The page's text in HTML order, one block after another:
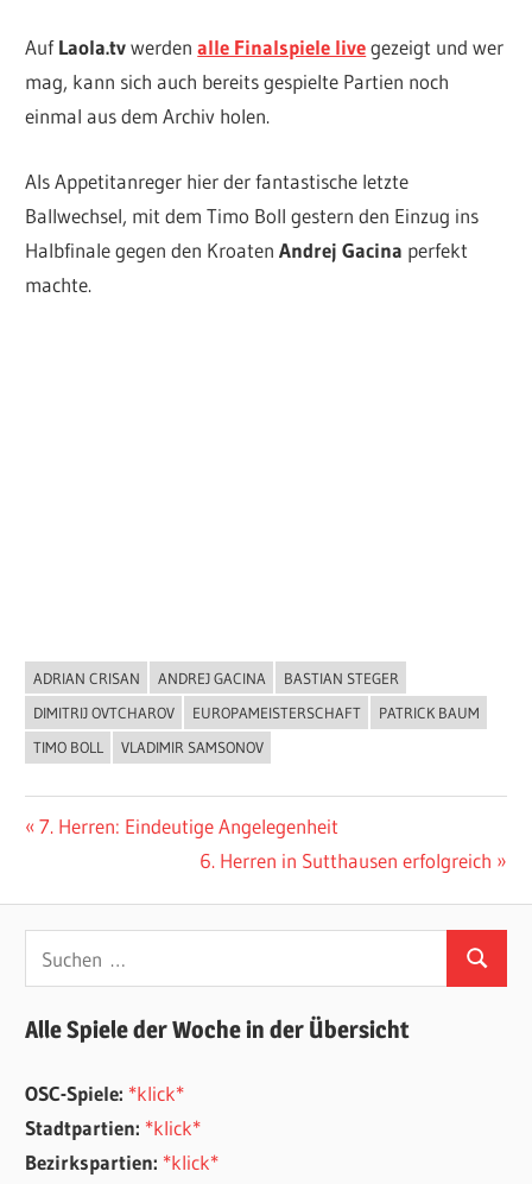
AufLaola.tvwerdenalle Finalspiele livegezeigt und wer
mag, kann sich auch bereits gespielte Partien noch
einmal aus dem Archiv holen.
Als Appetitanreger hier der fantastische letzte
Ballwechsel, mit dem Timo Boll gestern den Einzug ins
Halbfinale gegen den KroatenAndrej Gacina perfekt
machte.
ALLGEMEIN
ADRIAN CRISAN ANDREJ GACINA
BASTIAN STEGER
DIMITRIJ OVTCHAROV
EUROPAMEISTERSCHAFT
PATRICK BAUM
TIMO BOLL
VLADIMIR SAMSONOV
Beitragsnavigation
Vorheriger
7. Herren: Eindeutige Angelegenheit
Nächster
6. Herren in Sutthausen erfolgreich
nach:
Suchen
Alle Spiele der Woche in der Übersicht
OSC-Spiele: *klick*
Stadtpartien: *klick*
Bezirkspartien: *klick*